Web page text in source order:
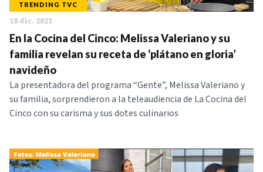
TRENDING TVC
18 dic. 2021
En la Cocina del Cinco: Melissa Valeriano y su
familia revelan su receta de ‘plátano en gloria’
navideño
La presentadora del programa “Gente”, Melissa Valeriano y
su familia, sorprendieron a la teleaudiencia de La Cocina del
Cinco con su carisma y sus dotes culinarios